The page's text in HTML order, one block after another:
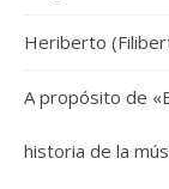
Heriberto
A propósito de
historia de la